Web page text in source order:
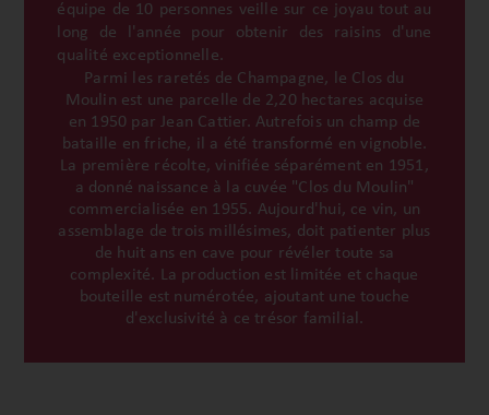
équipe de 10 personnes veille sur ce joyau tout au
long de l'année pour obtenir des raisins d'une
qualité exceptionnelle.
Parmi les raretés de Champagne, le Clos du
Moulin est une parcelle de 2,20 hectares acquise
en 1950 par Jean Cattier. Autrefois un champ de
bataille en friche, il a été transformé en vignoble.
La première récolte, vinifiée séparément en 1951,
a donné naissance à la cuvée "Clos du Moulin"
commercialisée en 1955. Aujourd'hui, ce vin, un
assemblage de trois millésimes, doit patienter plus
de huit ans en cave pour révéler toute sa
complexité. La production est limitée et chaque
bouteille est numérotée, ajoutant une touche
d'exclusivité à ce trésor familial.